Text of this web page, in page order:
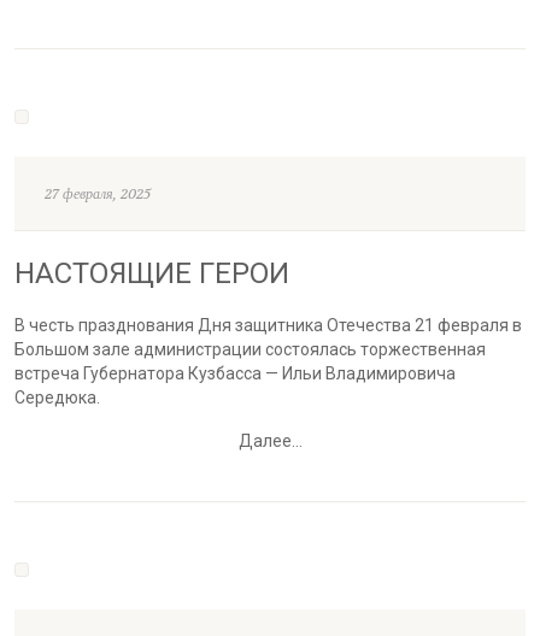
27 февраля, 2025
НАСТОЯЩИЕ ГЕРОИ
В честь празднования Дня защитника Отечества 21 февраля в
Большом зале администрации состоялась торжественная
встреча Губернатора Кузбасса — Ильи Владимировича
Середюка.
Далее…